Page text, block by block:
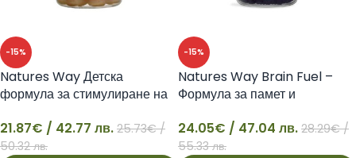
-15%
21
Natures Way Детска
формула за стимулиране на
Brain Builder, 60 желирани
таблетки
21.87€ / 42.77 лв. 25.73€/
50.32 лв.
-15%
24
Natures Way Brain Fuel –
Формула за памет и
24.05€ / 47.04 лв. 28.29€/
55.33 лв.